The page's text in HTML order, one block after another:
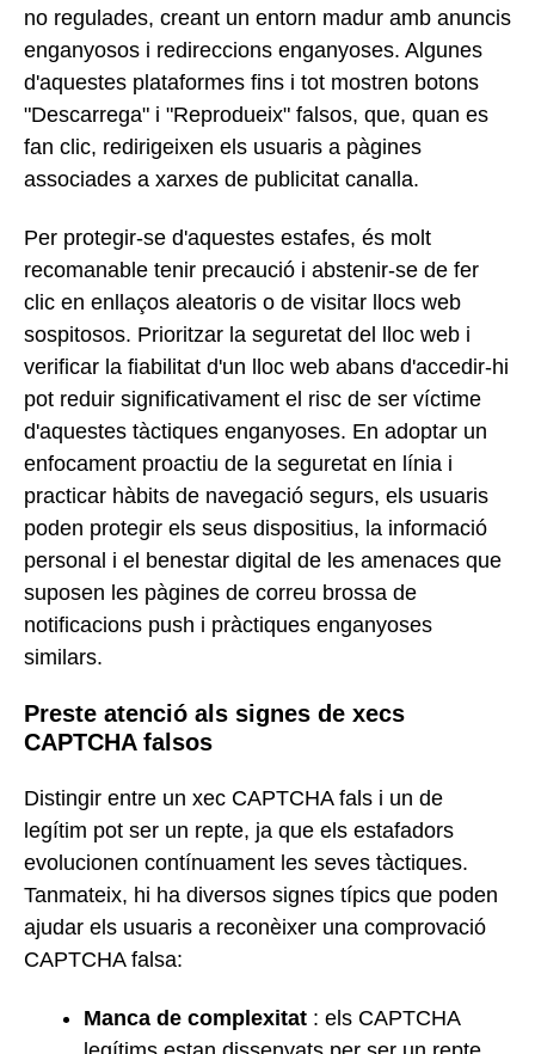
no regulades, creant un entorn madur amb anuncis
enganyosos i redireccions enganyoses. Algunes
d'aquestes plataformes fins i tot mostren botons
"Descarrega" i "Reprodueix" falsos, que, quan es
fan clic, redirigeixen els usuaris a pàgines
associades a xarxes de publicitat canalla.
Per protegir-se d'aquestes estafes, és molt
recomanable tenir precaució i abstenir-se de fer
clic en enllaços aleatoris o de visitar llocs web
sospitosos. Prioritzar la seguretat del lloc web i
verificar la fiabilitat d'un lloc web abans d'accedir-hi
pot reduir significativament el risc de ser víctime
d'aquestes tàctiques enganyoses. En adoptar un
enfocament proactiu de la seguretat en línia i
practicar hàbits de navegació segurs, els usuaris
poden protegir els seus dispositius, la informació
personal i el benestar digital de les amenaces que
suposen les pàgines de correu brossa de
notificacions push i pràctiques enganyoses
similars.
Preste atenció als signes de xecs
CAPTCHA falsos
Distingir entre un xec CAPTCHA fals i un de
legítim pot ser un repte, ja que els estafadors
evolucionen contínuament les seves tàctiques.
Tanmateix, hi ha diversos signes típics que poden
ajudar els usuaris a reconèixer una comprovació
CAPTCHA falsa:
Manca de complexitat : els CAPTCHA